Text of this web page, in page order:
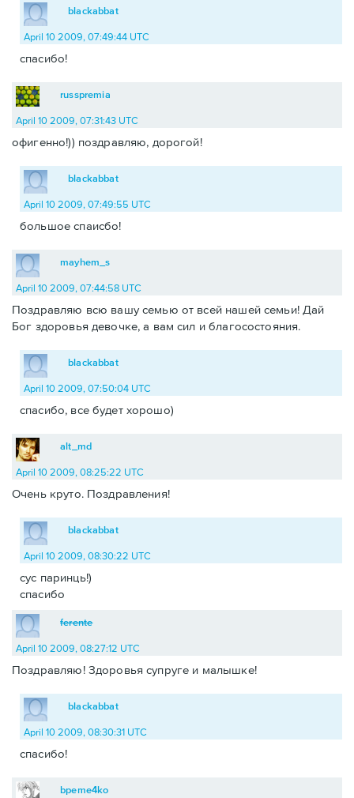
blackabbat
April 10 2009, 07:49:44 UTC
спасибо!
russpremia
April 10 2009, 07:31:43 UTC
офигенно!)) поздравляю, дорогой!
blackabbat
April 10 2009, 07:49:55 UTC
большое спаисбо!
mayhem_s
April 10 2009, 07:44:58 UTC
Поздравляю всю вашу семью от всей нашей семьи! Дай
Бог здоровья девочке, а вам сил и благосостояния.
blackabbat
April 10 2009, 07:50:04 UTC
спасибо, все будет хорошо)
alt_md
April 10 2009, 08:25:22 UTC
Очень круто. Поздравления!
blackabbat
April 10 2009, 08:30:22 UTC
сус паринць!)
спасибо
ferente
April 10 2009, 08:27:12 UTC
Поздравляю! Здоровья супруге и малышке!
blackabbat
April 10 2009, 08:30:31 UTC
спасибо!
bpeme4ko